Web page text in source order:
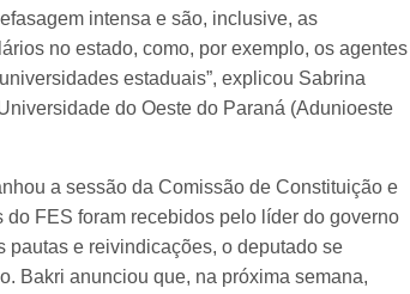
intensa e são, inclusive, as
no estado, como, por exemplo, os agentes
estaduais”, explicou Sabrina
do Oeste do Paraná (Adunioeste
a sessão da Comissão de Constituição e
FES foram recebidos pelo líder do governo
pautas e reivindicações, o deputado se
Bakri anunciou que, na próxima semana,